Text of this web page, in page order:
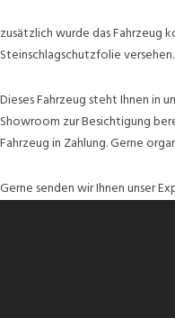
zusätzlich wurde das Fahrzeug
Steinschlagschutzfolie versehen.
Dieses Fahrzeug steht Ihnen in
Showroom zur Besichtigung
Fahrzeug in Zahlung. Gerne
Gerne senden wir Ihnen unser